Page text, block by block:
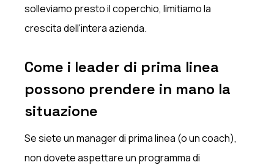
solleviamo presto il coperchio, limitiamo la
crescita dell'intera azienda.
Come i leader di prima linea
possono prendere in mano la
situazione
Se siete un manager di prima linea (o un coach),
non dovete aspettare un programma di